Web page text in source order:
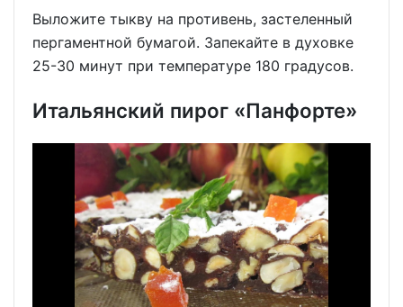
Выложите тыкву на противень, застеленный
пергаментной бумагой. Запекайте в духовке
25-30 минут при температуре 180 градусов.
Итальянский пирог «Панфорте»